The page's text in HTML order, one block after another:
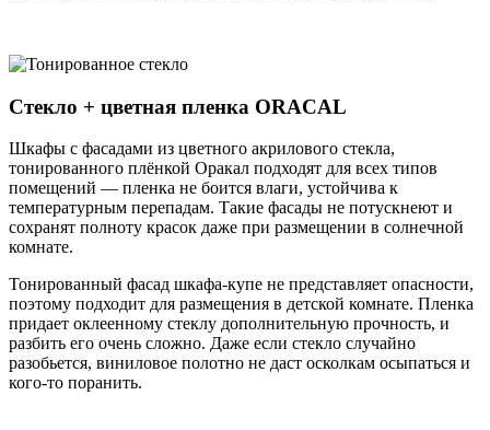
Стекло + цветная пленка ORACAL
Шкафы с фасадами из цветного акрилового стекла,
тонированного плёнкой Оракал подходят для всех типов
помещений — пленка не боится влаги, устойчива к
температурным перепадам. Такие фасады не потускнеют и
сохранят полноту красок даже при размещении в солнечной
комнате.
Тонированный фасад шкафа-купе не представляет опасности,
поэтому подходит для размещения в детской комнате. Пленка
придает оклеенному стеклу дополнительную прочность, и
разбить его очень сложно. Даже если стекло случайно
разобьется, виниловое полотно не даст осколкам осыпаться и
кого-то поранить.